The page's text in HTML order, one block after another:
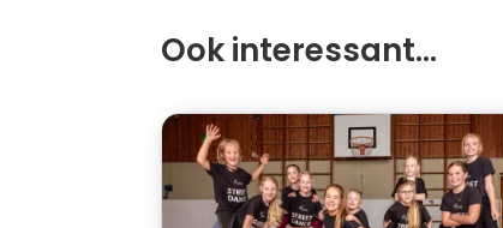
Ook interessant…